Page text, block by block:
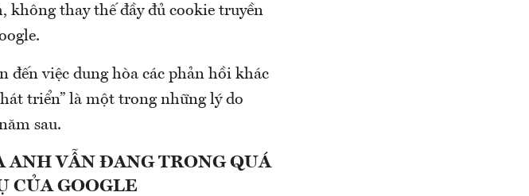
không thay thế đầy đủ cookie truyền
đến việc dung hòa các phản hồi khác
triển” là một trong những lý do
sau.
ANH VẪN ĐANG TRONG QUÁ
CỦA GOOGLE